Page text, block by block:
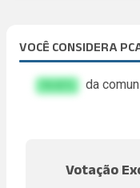
VOCÊ CONSIDERA
da
Votação